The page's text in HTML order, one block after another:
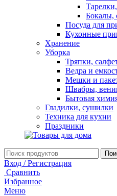
Бокалы,
Посуда для
Кухонные
Хранение
Уборка
Тряпки,
Ведра и
Мешки и
Швабры,
Бытовая
Гладилки, сушилки
Техника для кухни
Праздники
Вход / Регистрация
Сравнить
Избранное
Меню